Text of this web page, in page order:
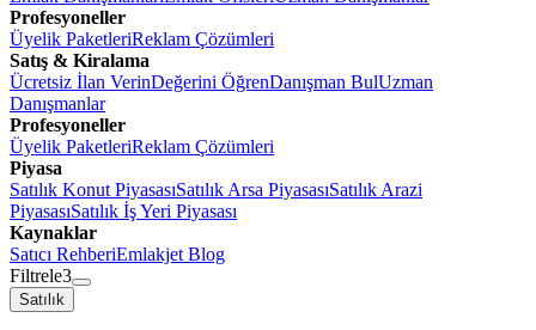
Profesyoneller
Üyelik PaketleriReklam Çözümleri
Satış & Kiralama
Ücretsiz İlan VerinDeğerini ÖğrenDanışman BulUzman
Danışmanlar
Profesyoneller
Üyelik PaketleriReklam Çözümleri
Piyasa
Satılık Konut PiyasasıSatılık Arsa PiyasasıSatılık Arazi
PiyasasıSatılık İş Yeri Piyasası
Kaynaklar
Satıcı RehberiEmlakjet Blog
Filtrele3
Satılık